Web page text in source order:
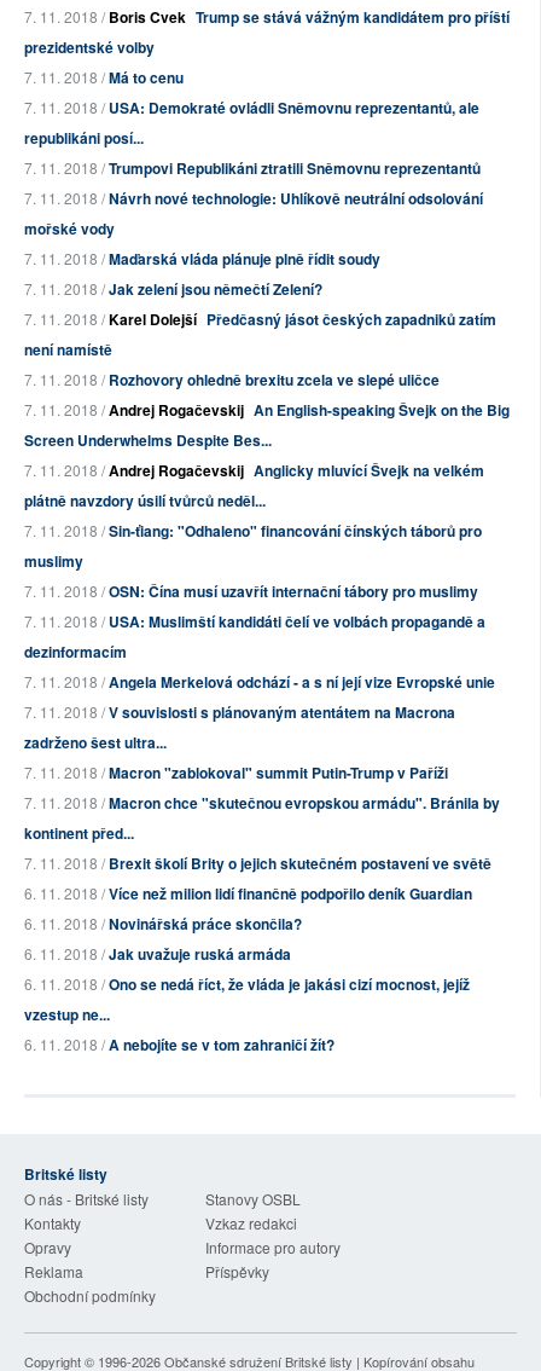
7. 11. 2018 /Boris Cvek Trump se stává vážným kandidátem pro příští
prezidentské volby
7. 11. 2018 /Má to cenu
7. 11. 2018 /USA: Demokraté ovládli Sněmovnu reprezentantů, ale
republikáni posí...
7. 11. 2018 /Trumpovi Republikáni ztratili Sněmovnu reprezentantů
7. 11. 2018 /Návrh nové technologie: Uhlíkově neutrální odsolování
mořské vody
7. 11. 2018 /Maďarská vláda plánuje plně řídit soudy
7. 11. 2018 /Jak zelení jsou němečtí Zelení?
7. 11. 2018 /Karel Dolejší Předčasný jásot českých zapadniků zatím
není namístě
7. 11. 2018 /Rozhovory ohledně brexitu zcela ve slepé uličce
7. 11. 2018 /Andrej Rogačevskij An English-speaking Švejk on the Big
Screen Underwhelms Despite Bes...
7. 11. 2018 /Andrej Rogačevskij Anglicky mluvící Švejk na velkém
plátně navzdory úsilí tvůrců neděl...
7. 11. 2018 /Sin-ťiang: "Odhaleno" financování čínských táborů pro
muslimy
7. 11. 2018 /OSN: Čína musí uzavřít internační tábory pro muslimy
7. 11. 2018 /USA: Muslimští kandidáti čelí ve volbách propagandě a
dezinformacím
7. 11. 2018 /Angela Merkelová odchází - a s ní její vize Evropské unie
7. 11. 2018 /V souvislosti s plánovaným atentátem na Macrona
zadrženo šest ultra...
7. 11. 2018 /Macron "zablokoval" summit Putin-Trump v Paříži
7. 11. 2018 /Macron chce "skutečnou evropskou armádu". Bránila by
kontinent před...
7. 11. 2018 /Brexit školí Brity o jejich skutečném postavení ve světě
6. 11. 2018 /Více než milion lidí finančně podpořilo deník Guardian
6. 11. 2018 /Novinářská práce skončila?
6. 11. 2018 /Jak uvažuje ruská armáda
6. 11. 2018 /Ono se nedá říct, že vláda je jakási cizí mocnost, jejíž
vzestup ne...
6. 11. 2018 /A nebojíte se v tom zahraničí žít?
Britské listy
O nás - Britské listy
Stanovy OSBL
Kontakty
Vzkaz redakci
Opravy
Informace pro autory
Reklama
Příspěvky
Obchodní podmínky
Copyright © 1996-2026Občanské sdružení Britské listy | Kopírování obsahu